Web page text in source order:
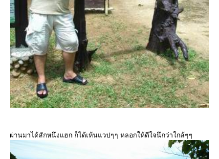
ผ่านมาได้สักหนึงแฮก ก็ได้เห้นแวปๆๆ หลอกให้ดีใจนึกว่าใกล้ๆๆ